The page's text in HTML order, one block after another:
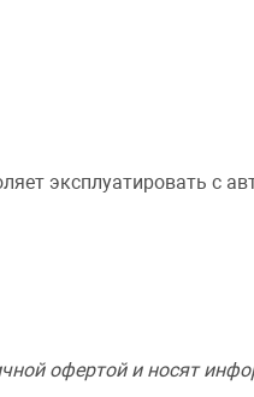
эксплуатировать с
офертой и носят